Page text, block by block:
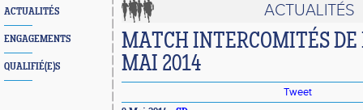
ACTUALITÉS
ENGAGEMENTS
QUALIFIÉ(E)S
ACTUALITÉS
MATCH INTERCOMITÉS DE
MAI 2014
Tweet